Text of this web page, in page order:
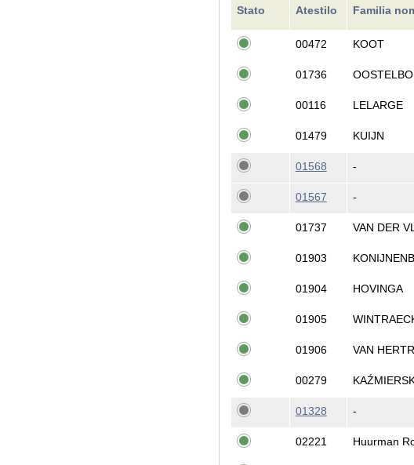
Stato Atestilo Familia
00472 KOOT
01736
00116 LELARGE
01479 KUIJN
01568 -
01567 -
01737 VAN DER
01903
01904 HOVINGA
01905
01906 VAN
00279
01328 -
02221 Huurman